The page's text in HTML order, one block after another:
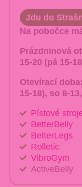
Jdu do
Na pobočce
Prázdninová
15-20 (pá 15-
Otevírací doba:
15-18), so 8-
Pístové
BetterBelly
BetterLegs
Rolletic
VibroGym
ActiveBelly